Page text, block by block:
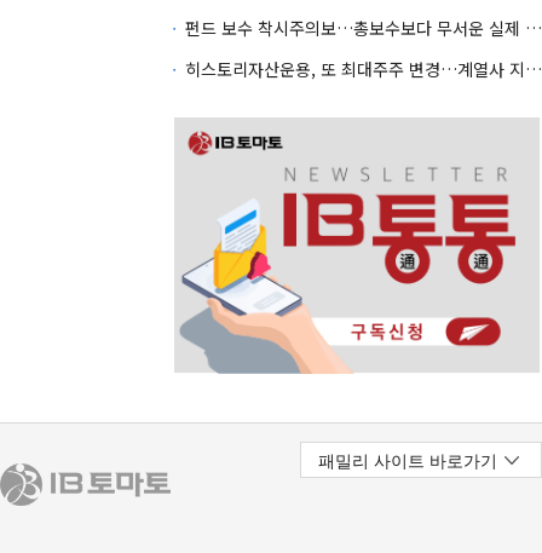
펀드 보수 착시주의보…총보수보다 무서운 실제 비용
히스토리자산운용, 또 최대주주 변경…계열사 지분 재편 속내는